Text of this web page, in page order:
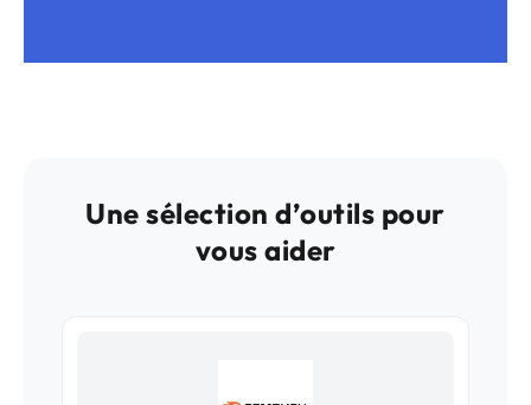
Une sélection d’outils pour
vous aider